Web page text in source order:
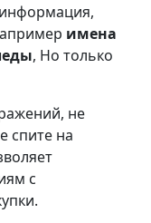
информация,
имена
, Но только
не
спите на
с